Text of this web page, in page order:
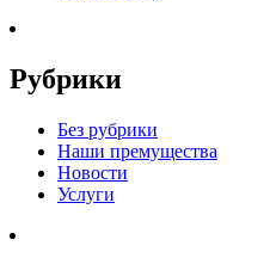
Рубрики
Без рубрики
Наши премущества
Новости
Услуги